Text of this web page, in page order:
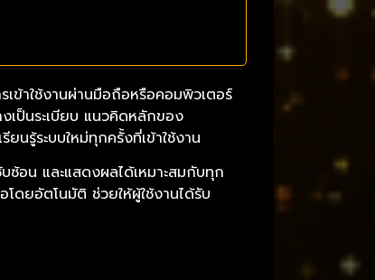
ข้าใช้งานผ่านมือถือหรือคอมพิวเตอร์
เป็นระเบียบ แนวคิดหลักของ
นรู้ระบบใหม่ทุกครั้งที่เข้าใช้งาน
อน และแสดงผลได้เหมาะสมกับทุก
ดยอัตโนมัติ ช่วยให้ผู้ใช้งานได้รับ